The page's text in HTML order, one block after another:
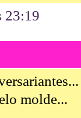
23:19
molde...